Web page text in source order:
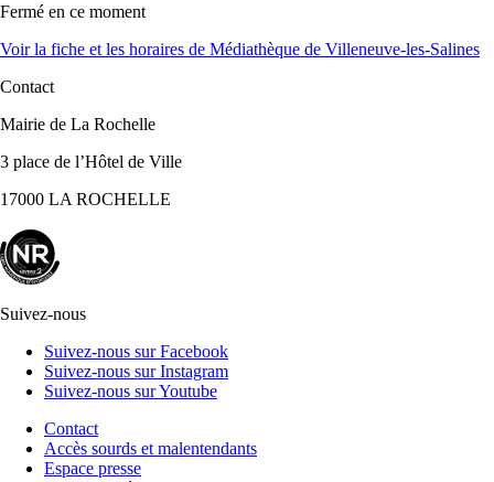
Fermé en ce moment
Voir la fiche et les horaires de Médiathèque de Villeneuve-les-Salines
Contact
Mairie de La Rochelle
3 place de l’Hôtel de Ville
17000 LA ROCHELLE
Suivez-nous
Suivez-nous sur Facebook
Suivez-nous sur Instagram
Suivez-nous sur Youtube
Contact
Accès sourds et malentendants
Espace presse